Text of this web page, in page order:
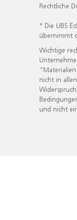
Rechtliche
* Die UBS
übernimmt
Wichtige
nicht in
und nicht